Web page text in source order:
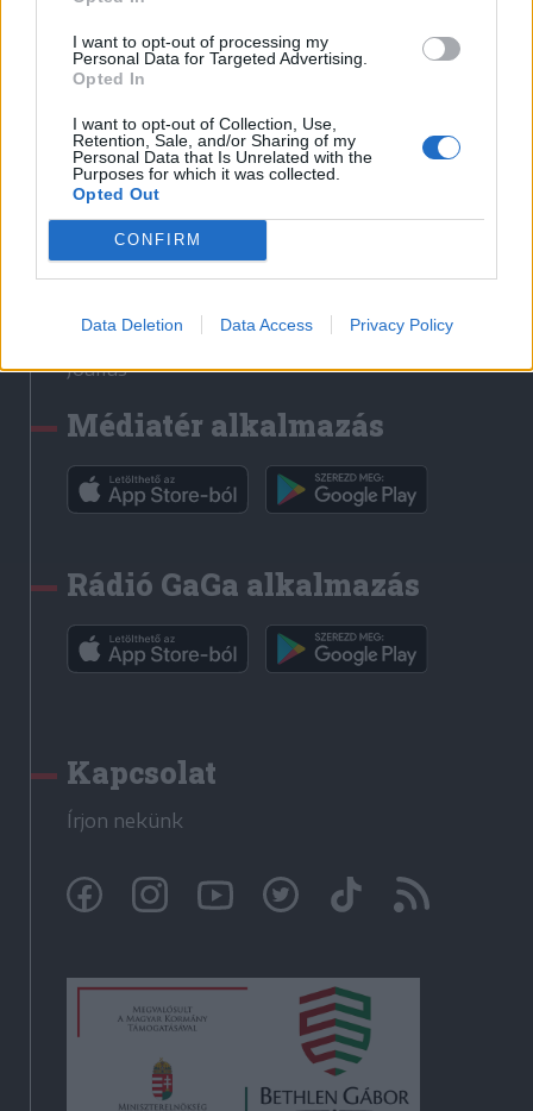
I want to opt-out of processing my
Personal Data for Targeted Advertising.
Opted In
I want to opt-out of Collection, Use,
Retention, Sale, and/or Sharing of my
Personal Data that Is Unrelated with the
Purposes for which it was collected.
Opted Out
CONFIRM
Data Deletion Data Access Privacy Policy
Médiatér
Liget
Krónika
Bihari Napló
Erdélyi Napló
Főtér
Rádió GaGa
Jóállás
Médiatér alkalmazás
Rádió GaGa alkalmazás
Kapcsolat
Írjon nekünk